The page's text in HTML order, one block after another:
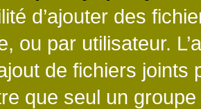
d’ajouter des
ou par utilisateur.
de fichiers
que seul un